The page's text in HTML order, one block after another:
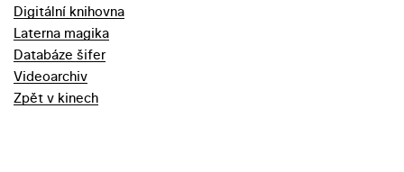
Digitální knihovna
Laterna magika
Databáze šifer
Videoarchiv
Zpět v kinech